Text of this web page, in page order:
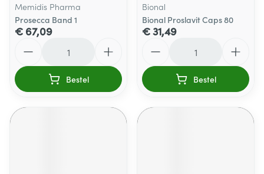
Memidis Pharma
Prosecca Band 1
€ 67,09
Bestel
Bional
Bional Proslavit Caps 80
€ 31,49
Bestel